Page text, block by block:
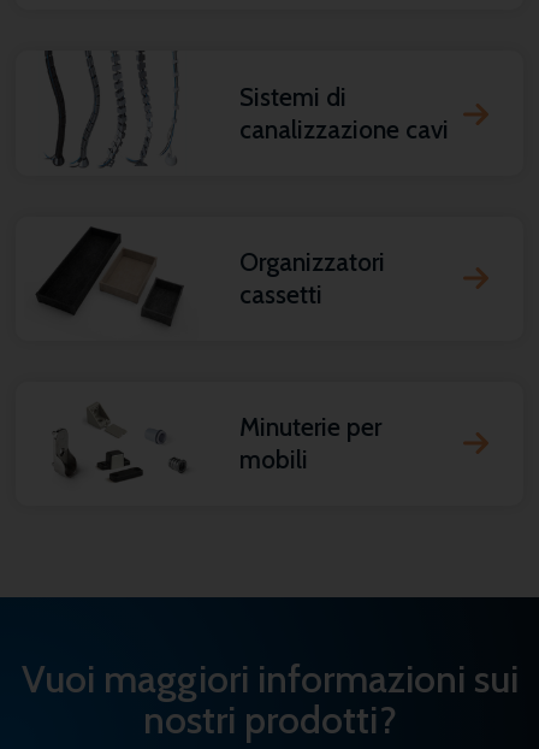
Sistemi di
canalizzazione cavi
Organizzatori
cassetti
Minuterie per
mobili
Vuoi maggiori informazioni sui
nostri prodotti?